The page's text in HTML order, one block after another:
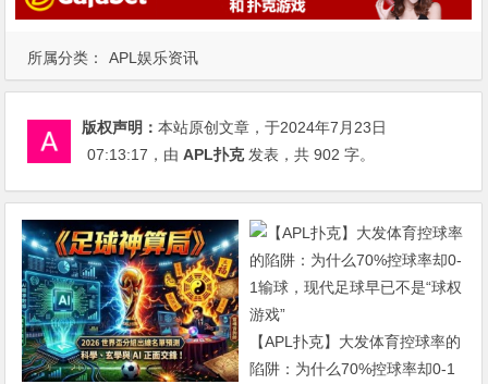
所属分类： APL娱乐资讯
版权声明：本站原创文章，于2024年7月23日
07:13:17 ，由APL扑克发表，共 902 字。
【APL扑克】大发体育控球率的
陷阱：为什么70%控球率却0-1